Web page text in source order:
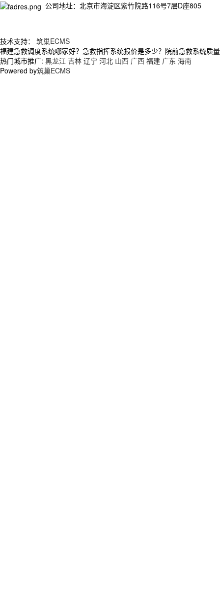
公司地址：北京市海淀区紫竹院路116号7层D座805
技术支持： 筑巢ECMS
福建急救调度系统哪家好？急救指挥系统报价是多少？院前急救系统
热门城市推广: 黑龙江 吉林 辽宁 河北 山西 广西 福建 广东 海南
Powered by筑巢ECMS